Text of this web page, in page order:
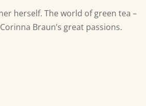
herself. The world of green tea –
Braun’s great passions.